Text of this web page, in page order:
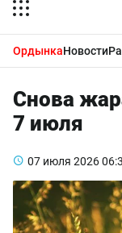
ОрдынкаНовости
Снова
7 июля
07 июля 2026